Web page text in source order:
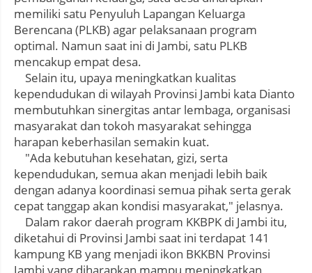
memiliki satu Penyuluh Lapangan Keluarga
Berencana (PLKB) agar pelaksanaan program
optimal. Namun saat ini di Jambi, satu PLKB
mencakup empat desa.
Selain itu, upaya meningkatkan kualitas
kependudukan di wilayah Provinsi Jambi kata Dianto
membutuhkan sinergitas antar lembaga, organisasi
masyarakat dan tokoh masyarakat sehingga
harapan keberhasilan semakin kuat.
"Ada kebutuhan kesehatan, gizi, serta
kependudukan, semua akan menjadi lebih baik
dengan adanya koordinasi semua pihak serta gerak
cepat tanggap akan kondisi masyarakat," jelasnya.
Dalam rakor daerah program KKBPK di Jambi itu,
diketahui di Provinsi Jambi saat ini terdapat 141
kampung KB yang menjadi ikon BKKBN Provinsi